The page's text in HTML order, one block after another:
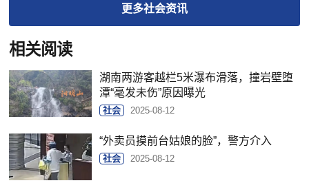
更多社会资讯
相关阅读
湖南两游客越栏5米瀑布滑落，撞岩壁堕
潭“毫发未伤”原因曝光
社会 2025-08-12
“外卖员摸前台姑娘的脸”，警方介入
社会 2025-08-12